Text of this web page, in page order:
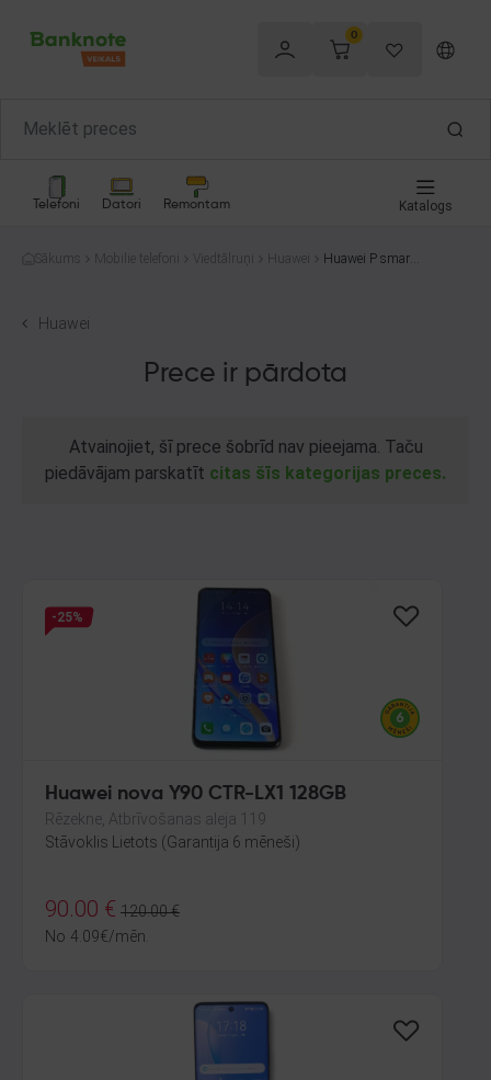
0
Telefoni Datori Remontam Katalogs
Sākums Mobilie telefoni Viedtālruņi Huawei
Huawei P smart
Huawei
Prece ir pārdota
Atvainojiet, šī prece šobrīd nav pieejama. Taču
piedāvājam parskatīt citas šīs kategorijas preces.
-25%
Huawei nova Y90 CTR-LX1 128GB
Rēzekne, Atbrīvošanas aleja 119
Stāvoklis Lietots (Garantija 6 mēneši)
90.00 € 120.00€
No 4.09€/mēn.